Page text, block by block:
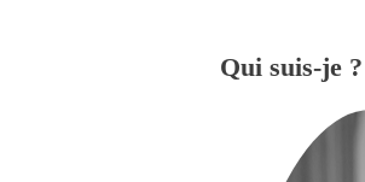
Qui suis-je ?